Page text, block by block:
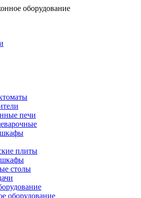
оборудование
печи
плиты
шкафы
столы
оборудование